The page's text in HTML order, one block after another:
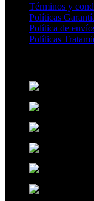
Términos y
Políticas
Política de
Políticas